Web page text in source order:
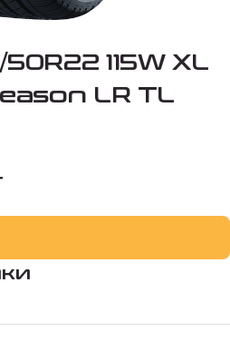
115W XL
LR TL